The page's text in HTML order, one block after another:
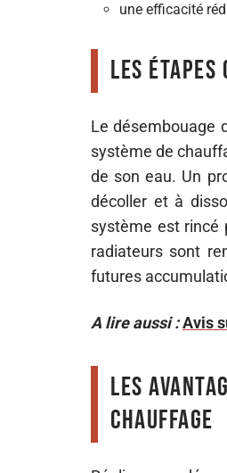
une efficacité
Les
Le désembouage
système de
de son eau. Un
décoller et à
système est rincé
radiateurs sont
futures
A lire aussi :Avis
Les
chauffage